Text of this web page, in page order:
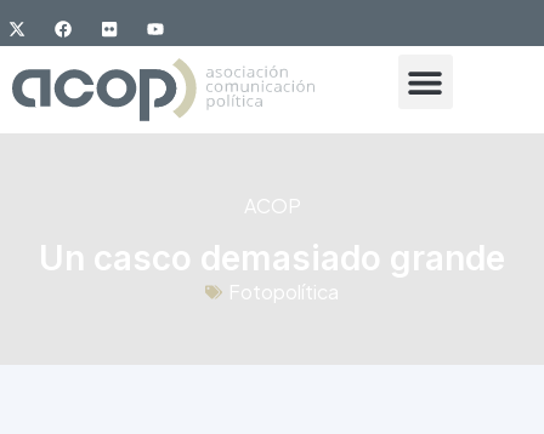
ACOP
Un casco demasiado grande
Fotopolítica